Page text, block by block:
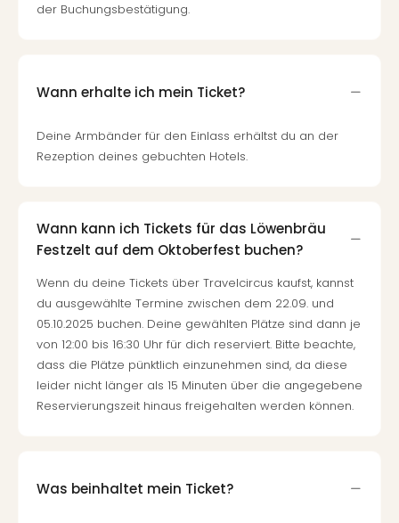
der Buchungsbestätigung.
Wann erhalte ich mein Ticket?
Deine Armbänder für den Einlass erhältst du an der
Rezeption deines gebuchten Hotels.
Wann kann ich Tickets für das Löwenbräu
Festzelt auf dem Oktoberfest buchen?
Wenn du deine Tickets über Travelcircus kaufst, kannst
du ausgewählte Termine zwischen dem 22.09. und
05.10.2025 buchen. Deine gewählten Plätze sind dann je
von 12:00 bis 16:30 Uhr für dich reserviert. Bitte beachte,
dass die Plätze pünktlich einzunehmen sind, da diese
leider nicht länger als 15 Minuten über die angegebene
Reservierungszeit hinaus freigehalten werden können.
Was beinhaltet mein Ticket?